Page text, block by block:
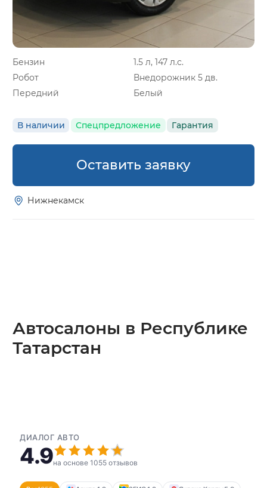
Бензин
1.5 л, 147 л.с.
Робот
Внедорожник 5 дв.
Передний
Белый
В наличии Спецпредложение Гарантия
Оставить заявку
Нижнекамск
Автосалоны в Республике
Татарстан